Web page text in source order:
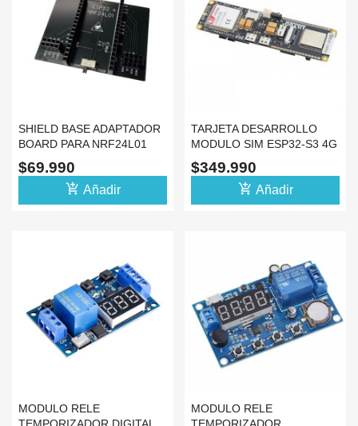
SHIELD BASE ADAPTADOR
BOARD PARA NRF24L01
ESP32 S3 38 PINES
$69.990
add_shopping_cart Añadir
TARJETA DESARROLLO
MODULO SIM ESP32-S3 4G
LTE T-A7670SA WIFI
$349.990
add_shopping_cart Añadir
MODULO RELE
TEMPORIZADOR DIGITAL
MODULO RELE
TEMPORIZADOR